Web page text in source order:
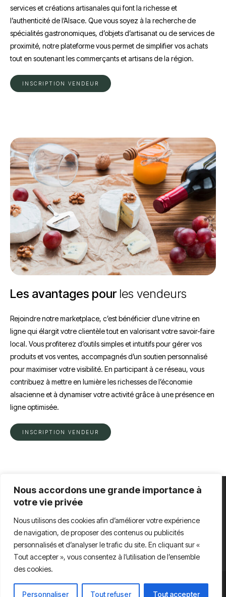
Nous accordons une grande importance à
votre vie privée
Nous utilisons des cookies afin d’améliorer votre expérience
de navigation, de proposer des contenus ou publicités
personnalisés et d’analyser le trafic du site. En cliquant sur «
Tout accepter », vous consentez à l’utilisation de l’ensemble
des cookies.
Personnaliser Tout refuser Tout accepter
services et créations artisanales qui font la richesse et
l’authenticité de l’Alsace. Que vous soyez à la recherche de
spécialités gastronomiques, d’objets d’artisanat ou de services de
proximité, notre plateforme vous permet de simplifier vos achats
tout en soutenant les commerçants et artisans de la région.
INSCRIPTION VENDEUR
Les avantages pour les vendeurs
Rejoindre notre marketplace, c’est bénéficier d’une vitrine en
ligne qui élargit votre clientèle tout en valorisant votre savoir-faire
local. Vous profiterez d’outils simples et intuitifs pour gérer vos
produits et vos ventes, accompagnés d’un soutien personnalisé
pour maximiser votre visibilité. En participant à ce réseau, vous
contribuez à mettre en lumière les richesses de l’économie
alsacienne et à dynamiser votre activité grâce à une présence en
ligne optimisée.
INSCRIPTION VENDEUR
91 route des romains 67200 Strasbourg
contact@elsass-market.fr